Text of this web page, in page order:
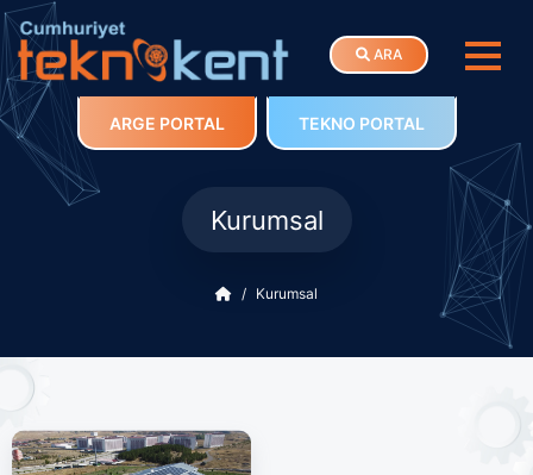
ARA
ARGE PORTAL TEKNO PORTAL
Kurumsal
Kurumsal